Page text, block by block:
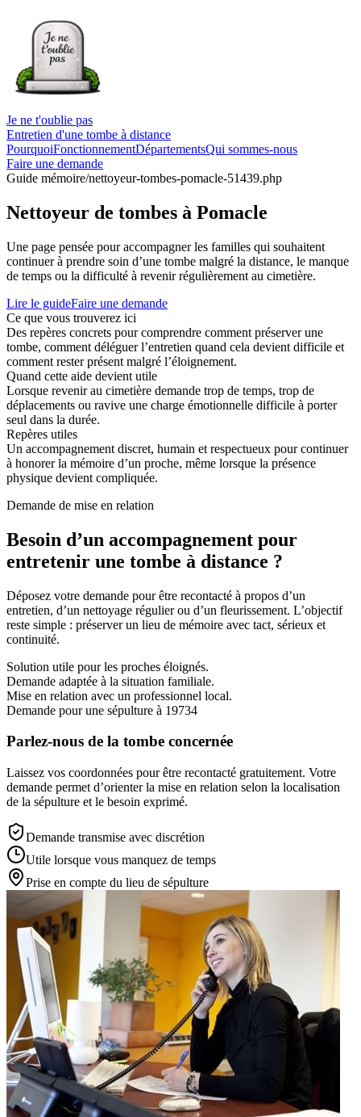
Je ne t'oublie pas
Entretien d'une tombe à distance
PourquoiFonctionnementDépartementsQui sommes-nous
Faire une demande
Guide mémoire/nettoyeur-tombes-pomacle-51439.php
Nettoyeur de tombes à Pomacle
Une page pensée pour accompagner les familles qui souhaitent
continuer à prendre soin d’une tombe malgré la distance, le manque
de temps ou la difficulté à revenir régulièrement au cimetière.
Lire le guideFaire une demande
Ce que vous trouverez ici
Des repères concrets pour comprendre comment préserver une
tombe, comment déléguer l’entretien quand cela devient difficile et
comment rester présent malgré l’éloignement.
Quand cette aide devient utile
Lorsque revenir au cimetière demande trop de temps, trop de
déplacements ou ravive une charge émotionnelle difficile à porter
seul dans la durée.
Repères utiles
Un accompagnement discret, humain et respectueux pour continuer
à honorer la mémoire d’un proche, même lorsque la présence
physique devient compliquée.
Demande de mise en relation
Besoin d’un accompagnement pour
entretenir une tombe à distance ?
Déposez votre demande pour être recontacté à propos d’un
entretien, d’un nettoyage régulier ou d’un fleurissement. L’objectif
reste simple : préserver un lieu de mémoire avec tact, sérieux et
continuité.
Solution utile pour les proches éloignés.
Demande adaptée à la situation familiale.
Mise en relation avec un professionnel local.
Demande pour une sépulture à 19734
Parlez-nous de la tombe concernée
Laissez vos coordonnées pour être recontacté gratuitement. Votre
demande permet d’orienter la mise en relation selon la localisation
de la sépulture et le besoin exprimé.
Demande transmise avec discrétion
Utile lorsque vous manquez de temps
Prise en compte du lieu de sépulture